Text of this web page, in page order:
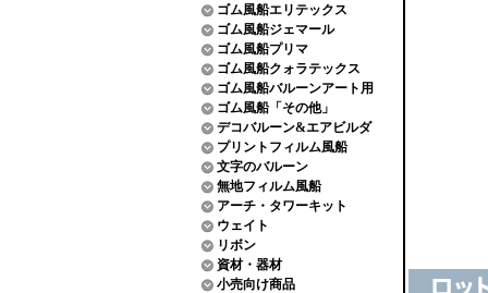
ゴム風船エリテックス
ゴム風船ジェマール
ゴム風船プリマ
ゴム風船クォラテックス
ゴム風船バルーンアート用
ゴム風船「その他」
デコバルーン&エアビルダ
プリントフィルム風船
文字のバルーン
無地フィルム風船
アーチ・タワーキット
ウェイト
リボン
資材・器材
小売向け商品